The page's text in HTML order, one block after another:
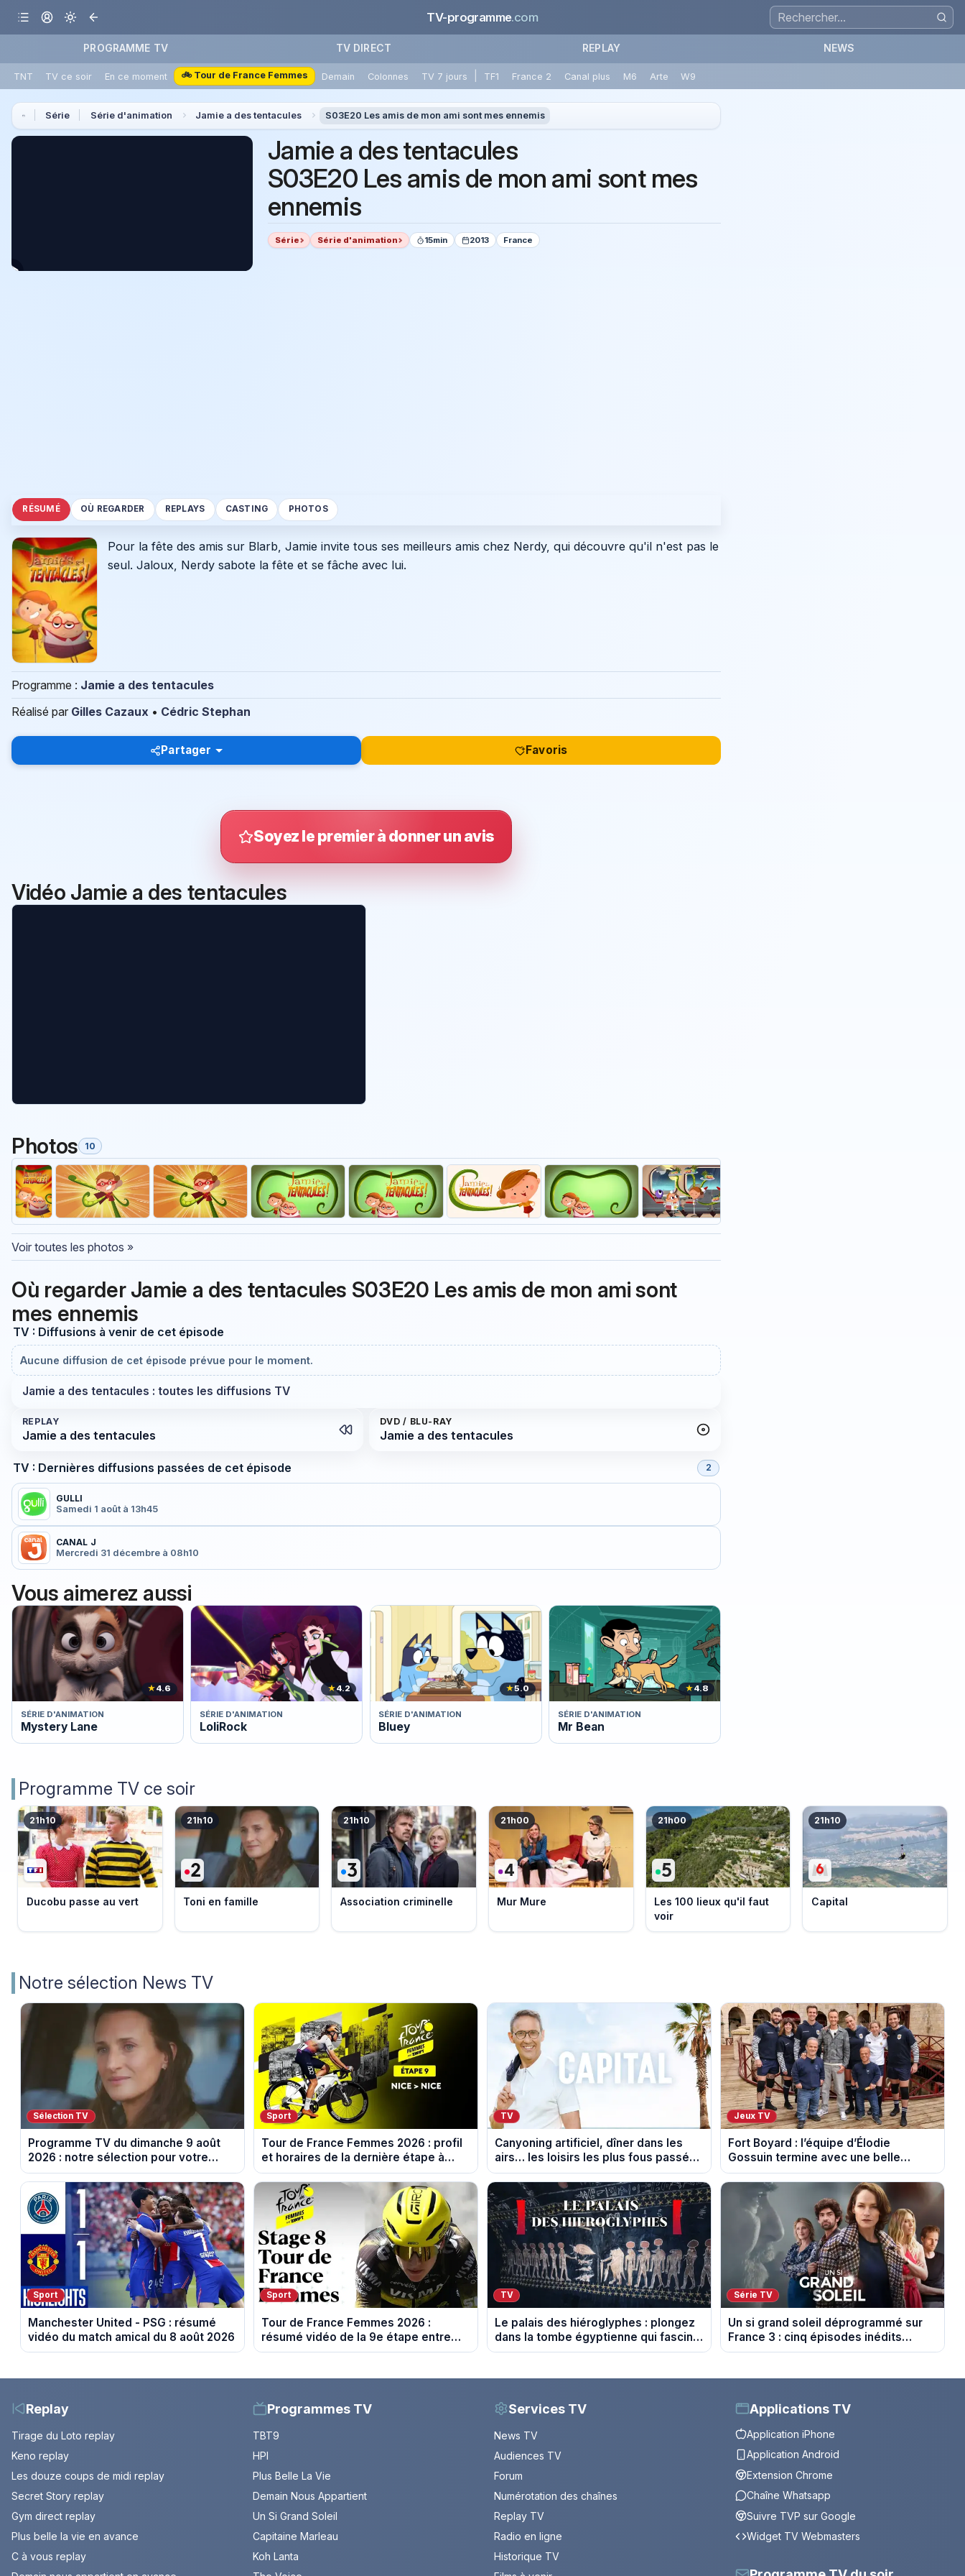
TV-programme.com
PROGRAMME TV TV DIRECT REPLAY NEWS
TNT TV ce soir En ce moment 🚲 Tour de France Femmes Demain Colonnes TV 7 jours TF1 France 2 Canal plus M6 Arte W9
Série Série d'animation Jamie a des tentacules S03E20 Les amis de mon ami sont mes ennemis
Jamie a des tentacules
S03E20 Les amis de mon ami sont mes
ennemis
Série Série d'animation 15min 2013 France
RÉSUMÉ OÙ REGARDER REPLAYS CASTING PHOTOS
Pour la fête des amis sur Blarb, Jamie invite tous ses meilleurs amis chez Nerdy, qui découvre qu'il n'est pas le
seul. Jaloux, Nerdy sabote la fête et se fâche avec lui.
Programme : Jamie a des tentacules
Réalisé par Gilles Cazaux • Cédric Stephan
Partager Favoris
Soyez le premier à donner un avis
Vidéo Jamie a des tentacules
Photos 10
Voir toutes les photos »
Où regarder Jamie a des tentacules S03E20 Les amis de mon ami sont
mes ennemis
TV : Diffusions à venir de cet épisode
Aucune diffusion de cet épisode prévue pour le moment.
Jamie a des tentacules : toutes les diffusions TV
REPLAY
Jamie a des tentacules
DVD / BLU-RAY
Jamie a des tentacules
TV : Dernières diffusions passées de cet épisode 2
GULLI
Samedi 1 août à 13h45
CANAL J
Mercredi 31 décembre à 08h10
Vous aimerez aussi
★4.6
SÉRIE D'ANIMATION
Mystery Lane
★4.2
SÉRIE D'ANIMATION
LoliRock
★5.0
SÉRIE D'ANIMATION
Bluey
★4.8
SÉRIE D'ANIMATION
Mr Bean
Programme TV ce soir
21h10
Ducobu passe au vert
21h10
Toni en famille
21h10
Association criminelle
21h00
Mur Mure
21h00
Les 100 lieux qu'il faut
voir
21h10
Capital
Notre sélection News TV
Sélection TV
Programme TV du dimanche 9 août
2026 : notre sélection pour votre
soirée télé
Sport
Tour de France Femmes 2026 : profil
et horaires de la dernière étape à
Nice
TV
Canyoning artificiel, dîner dans les
airs… les loisirs les plus fous passés
au crible dans Capital
Jeux TV
Fort Boyard : l’équipe d’Élodie
Gossuin termine avec une belle
somme pour l'Unicef et le Refuge
Sport
Manchester United - PSG : résumé
vidéo du match amical du 8 août 2026
Sport
Tour de France Femmes 2026 :
résumé vidéo de la 9e étape entre
Sisteron et Nice
TV
Le palais des hiéroglyphes : plongez
dans la tombe égyptienne qui fascine
les archéologues
Série TV
Un si grand soleil déprogrammé sur
France 3 : cinq épisodes inédits
diffusés le 13 août
Replay
Tirage du Loto replay
Keno replay
Les douze coups de midi replay
Secret Story replay
Gym direct replay
Plus belle la vie en avance
C à vous replay
Programmes TV
TBT9
HPI
Plus Belle La Vie
Demain Nous Appartient
Un Si Grand Soleil
Capitaine Marleau
Koh Lanta
Services TV
News TV
Audiences TV
Forum
Numérotation des chaînes
Replay TV
Radio en ligne
Historique TV
Applications TV
Application iPhone
Application Android
Extension Chrome
Chaîne Whatsapp
Suivre TVP sur Google
Widget TV Webmasters